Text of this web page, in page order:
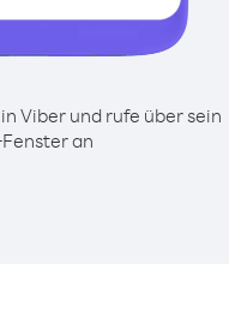
Viber und rufe über sein
an